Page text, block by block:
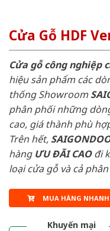
Cửa Gỗ HDF
Cửa gỗ công nghiệp
hiệu sản phẩm các
thống Showroom
phân phối những
cao, giá thành phù
Trên hết,
hàng ƯU ĐÃI CAOđi
loại cửa gỗ và cả
MUA HÀNG NHANH
Khuyến mại